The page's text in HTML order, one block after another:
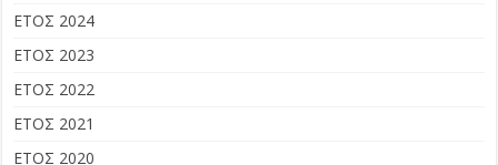
ΕΤΟΣ 2024
ΕΤΟΣ 2023
ΕΤΟΣ 2022
ΕΤΟΣ 2021
ΕΤΟΣ 2020